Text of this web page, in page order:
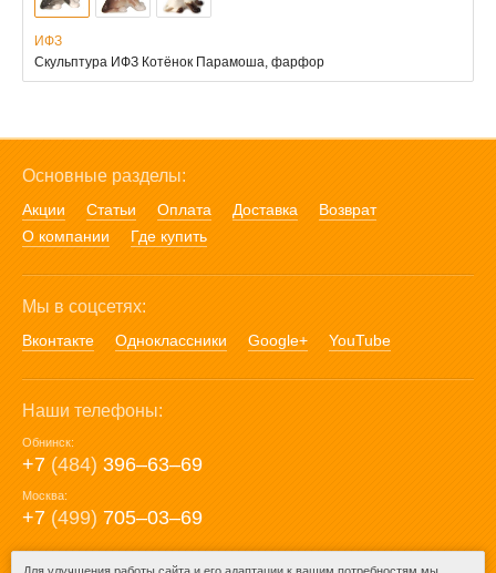
ИФЗ
Скульптура ИФЗ Котёнок Парамоша, фарфор
Основные разделы:
Акции Статьи Оплата Доставка
Возврат
О компании
Где купить
Мы в соцсетях:
Вконтакте Одноклассники Google+ YouTube
Наши телефоны:
Обнинск:
+7 (484) 396‒63‒69
Москва:
+7 (499) 705‒03‒69
E-mail: